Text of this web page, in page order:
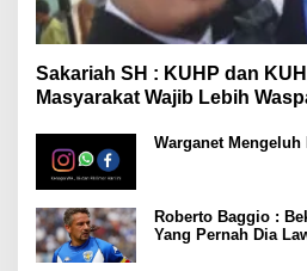
Sakariah SH : KUHP dan
Masyarakat Wajib Lebih
Warganet Mengeluh
Roberto Baggio :
Yang Pernah Dia